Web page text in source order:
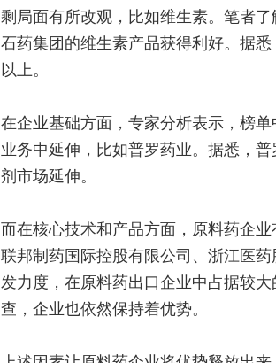
剩局面有所改观，比如维生素。笔者
石药集团的维生素产品获得利好。据
以上。
在企业基础方面，专家分析表示，榜
业务中延伸，比如普罗药业。据悉，
剂市场延伸。
而在核心技术和产品方面，原料药企
联邦制药国际控股有限公司、浙江医
发力度，在原料药出口企业中占据较
查，企业也依然保持着优势。